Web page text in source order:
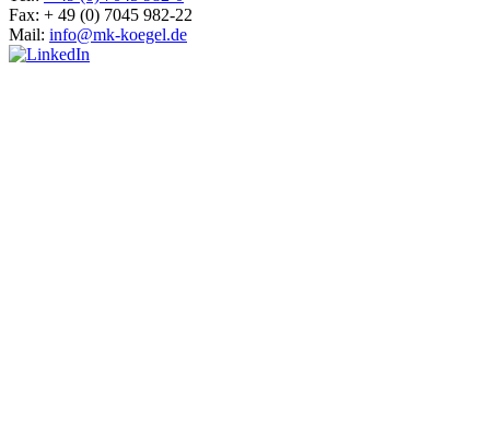
Fax: + 49 (0) 7045 982-22
Mail: info@mk-koegel.de